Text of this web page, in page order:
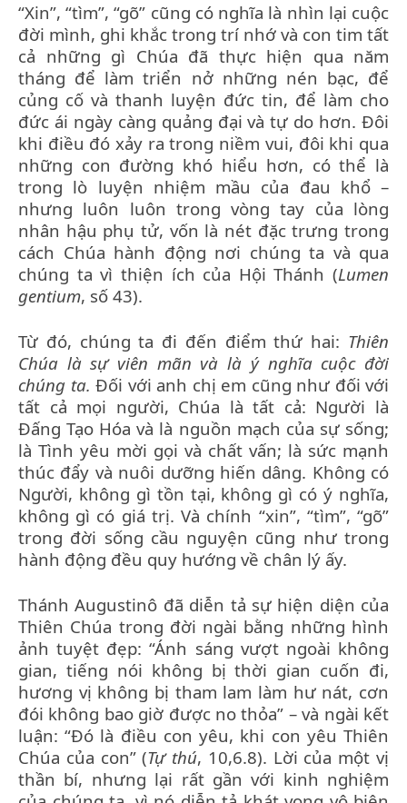
“Xin”, “tìm”, “gõ” cũng có nghĩa là nhìn lại cuộc
đời mình, ghi khắc trong trí nhớ và con tim tất
cả những gì Chúa đã thực hiện qua năm
tháng để làm triển nở những nén bạc, để
củng cố và thanh luyện đức tin, để làm cho
đức ái ngày càng quảng đại và tự do hơn. Đôi
khi điều đó xảy ra trong niềm vui, đôi khi qua
những con đường khó hiểu hơn, có thể là
trong lò luyện nhiệm mầu của đau khổ –
nhưng luôn luôn trong vòng tay của lòng
nhân hậu phụ tử, vốn là nét đặc trưng trong
cách Chúa hành động nơi chúng ta và qua
chúng ta vì thiện ích của Hội Thánh (Lumen
gentium, số 43).
Từ đó, chúng ta đi đến điểm thứ hai: Thiên
Chúa là sự viên mãn và là ý nghĩa cuộc đời
chúng ta. Đối với anh chị em cũng như đối với
tất cả mọi người, Chúa là tất cả: Người là
Đấng Tạo Hóa và là nguồn mạch của sự sống;
là Tình yêu mời gọi và chất vấn; là sức mạnh
thúc đẩy và nuôi dưỡng hiến dâng. Không có
Người, không gì tồn tại, không gì có ý nghĩa,
không gì có giá trị. Và chính “xin”, “tìm”, “gõ”
trong đời sống cầu nguyện cũng như trong
hành động đều quy hướng về chân lý ấy.
Thánh Augustinô đã diễn tả sự hiện diện của
Thiên Chúa trong đời ngài bằng những hình
ảnh tuyệt đẹp: “Ánh sáng vượt ngoài không
gian, tiếng nói không bị thời gian cuốn đi,
hương vị không bị tham lam làm hư nát, cơn
đói không bao giờ được no thỏa” – và ngài kết
luận: “Đó là điều con yêu, khi con yêu Thiên
Chúa của con” (Tự thú, 10,6.8). Lời của một vị
thần bí, nhưng lại rất gần với kinh nghiệm